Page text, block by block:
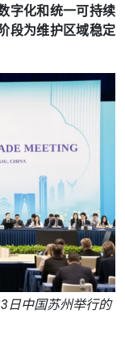
字化和统一可持续
段为维护区域稳定
日中国苏州举行的